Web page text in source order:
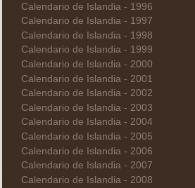
Calendario de Islandia - 1996
Calendario de Islandia - 1997
Calendario de Islandia - 1998
Calendario de Islandia - 1999
Calendario de Islandia - 2000
Calendario de Islandia - 2001
Calendario de Islandia - 2002
Calendario de Islandia - 2003
Calendario de Islandia - 2004
Calendario de Islandia - 2005
Calendario de Islandia - 2006
Calendario de Islandia - 2007
Calendario de Islandia - 2008